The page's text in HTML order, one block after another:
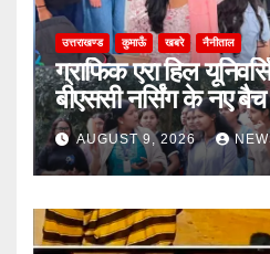
उत्तराखण्ड कुमाऊँ खबरे नैनीताल
ग्राफिक एरा हिल
बीएससी नर्सिंग के नए
AUGUST 9, 2026